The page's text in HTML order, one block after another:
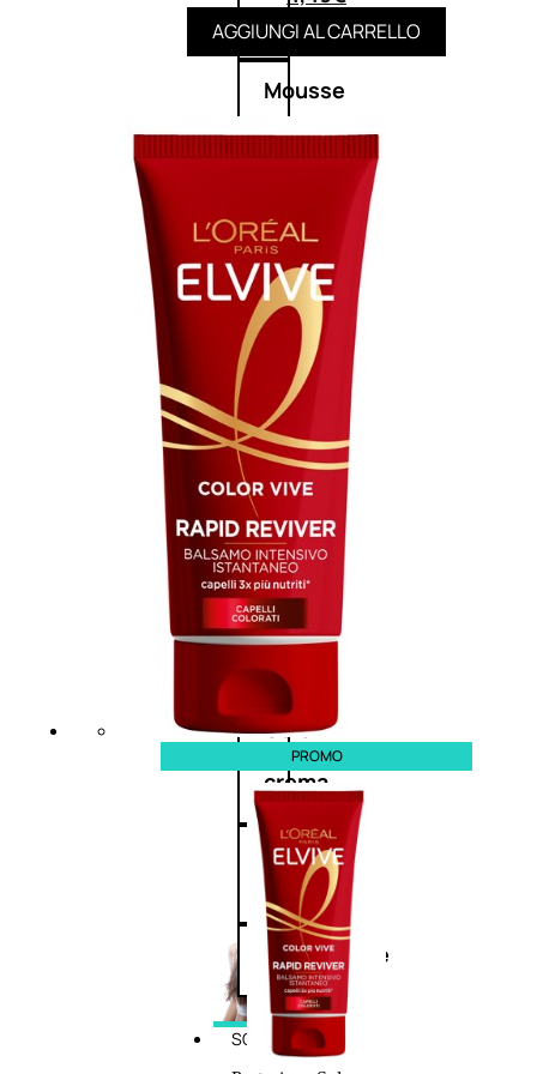
Balsamo
Mousse
Olii
Maschere
Lozioni
Fiale
e
cristalli
Cera
crema
Gel
capelli
Colorazione
SOLARI
AGGIUNGI AL CARRELLO
PROMO